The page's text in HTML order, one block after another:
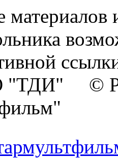
материалов
"ТДИ" ©